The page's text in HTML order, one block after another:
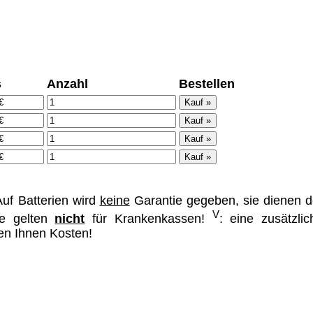
Anzahl
Bestellen
Batterien wird keineGarantie gegeben, sie dienen
gelten nicht für Krankenkassen! V: eine
Ihnen Kosten!
und
man durch
verhindert
allen Inhalten,
alle auf